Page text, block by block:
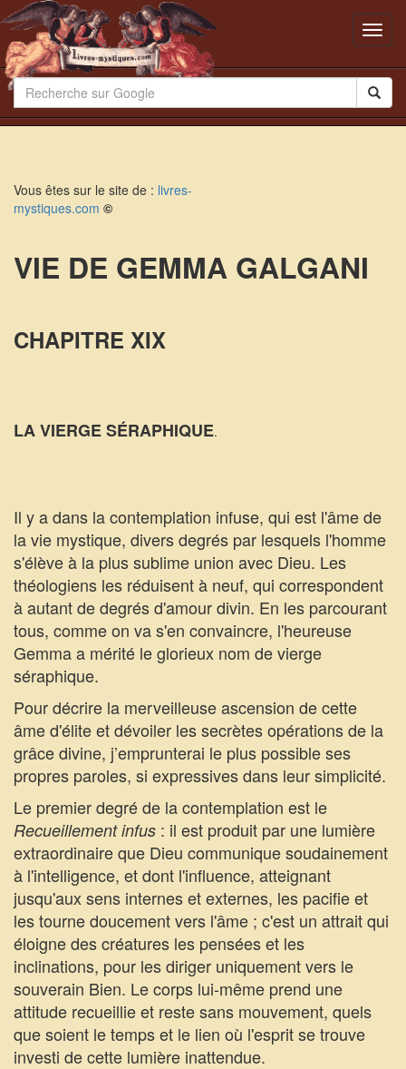
Vous êtes sur le site de : livres-
mystiques.com ©
VIE DE GEMMA GALGANI
CHAPITRE XIX
LA VIERGE SÉRAPHIQUE.
Il y a dans la contemplation infuse, qui est l'âme de
la vie mystique, divers degrés par lesquels l'homme
s'élève à la plus sublime union avec Dieu. Les
théologiens les réduisent à neuf, qui correspondent
à autant de degrés d'amour divin. En les parcourant
tous, comme on va s'en convaincre, l'heureuse
Gemma a mérité le glorieux nom de vierge
séraphique.
Pour décrire la merveilleuse ascension de cette
âme d'élite et dévoiler les secrètes opérations de la
grâce divine, j’emprunterai le plus possible ses
propres paroles, si expressives dans leur simplicité.
Le premier degré de la contemplation est le
Recueillement infus : il est produit par une lumière
extraordinaire que Dieu communique soudainement
à l'intelligence, et dont l'influence, atteignant
jusqu'aux sens internes et externes, les pacifie et
les tourne doucement vers l'âme ; c'est un attrait qui
éloigne des créatures les pensées et les
inclinations, pour les diriger uniquement vers le
souverain Bien. Le corps lui-même prend une
attitude recueillie et reste sans mouvement, quels
que soient le temps et le lien où l'esprit se trouve
investi de cette lumière inattendue.